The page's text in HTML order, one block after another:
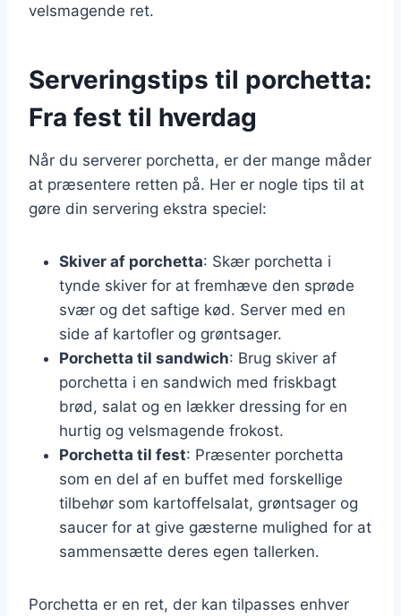
velsmagende ret.
Serveringstips til porchetta:
Fra fest til hverdag
Når du serverer porchetta, er der mange måder
at præsentere retten på. Her er nogle tips til at
gøre din servering ekstra speciel:
Skiver af porchetta: Skær porchetta i
tynde skiver for at fremhæve den sprøde
svær og det saftige kød. Server med en
side af kartofler og grøntsager.
Porchetta til sandwich: Brug skiver af
porchetta i en sandwich med friskbagt
brød, salat og en lækker dressing for en
hurtig og velsmagende frokost.
Porchetta til fest: Præsenter porchetta
som en del af en buffet med forskellige
tilbehør som kartoffelsalat, grøntsager og
saucer for at give gæsterne mulighed for at
sammensætte deres egen tallerken.
Porchetta er en ret, der kan tilpasses enhver